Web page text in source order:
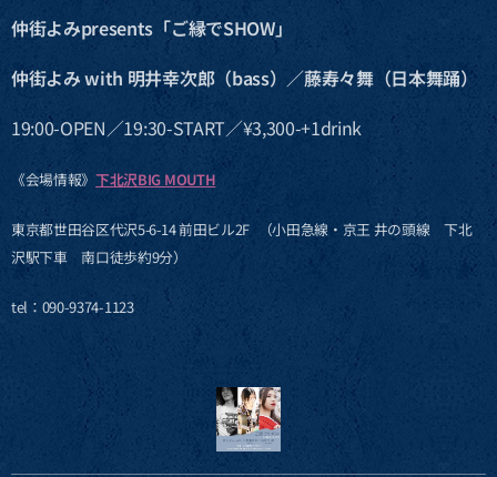
仲街よみpresents「ご縁でSHOW」
仲街よみ with 明井幸次郎（bass）／藤寿々舞（日本舞踊）
19:00-OPEN／19:30-START／¥3,300-+1drink
《会場情報》下北沢BIG MOUTH
東京都世田谷区代沢5-6-14 前田ビル2F （小田急線・京王 井の頭線 下北
沢駅下車 南口徒歩約9分）
tel：090-9374-1123